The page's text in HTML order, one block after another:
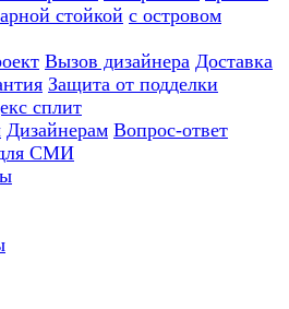
стойкой с островом
Вызов дизайнера Доставка
Защита от подделки
сплит
Дизайнерам Вопрос-ответ
СМИ